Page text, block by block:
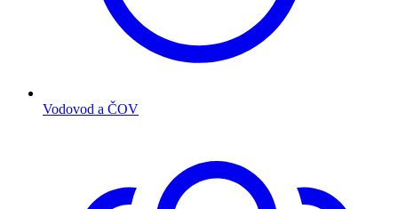
Vodovod a ČOV